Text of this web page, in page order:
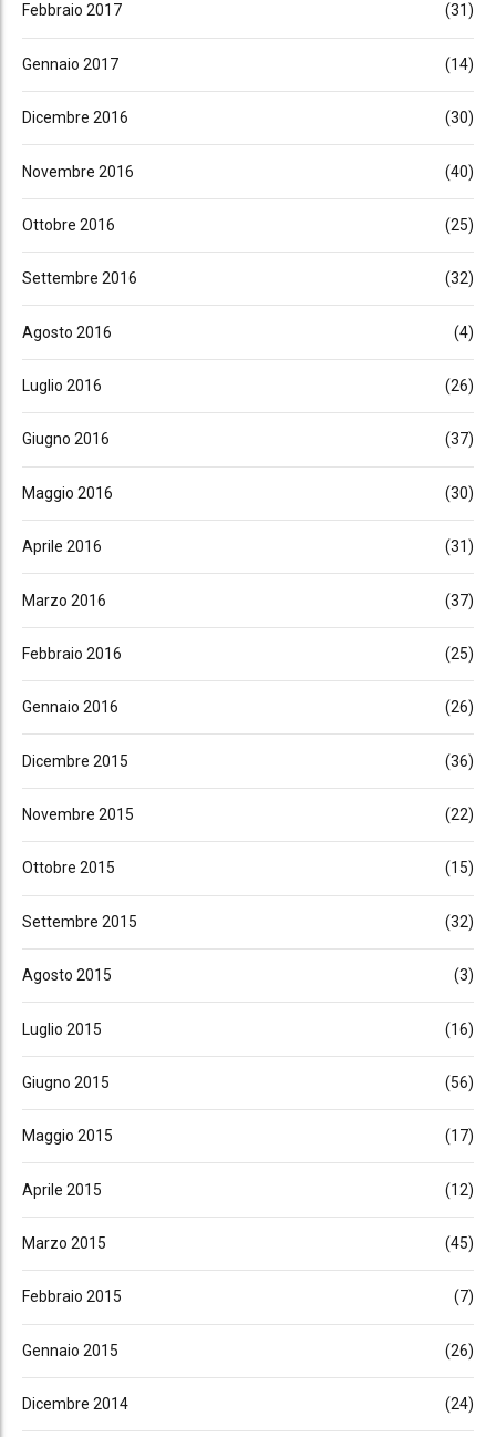
Febbraio 2017 (31)
Gennaio 2017 (14)
Dicembre 2016 (30)
Novembre 2016 (40)
Ottobre 2016 (25)
Settembre 2016 (32)
Agosto 2016 (4)
Luglio 2016 (26)
Giugno 2016 (37)
Maggio 2016 (30)
Aprile 2016 (31)
Marzo 2016 (37)
Febbraio 2016 (25)
Gennaio 2016 (26)
Dicembre 2015 (36)
Novembre 2015 (22)
Ottobre 2015 (15)
Settembre 2015 (32)
Agosto 2015 (3)
Luglio 2015 (16)
Giugno 2015 (56)
Maggio 2015 (17)
Aprile 2015 (12)
Marzo 2015 (45)
Febbraio 2015 (7)
Gennaio 2015 (26)
Dicembre 2014 (24)